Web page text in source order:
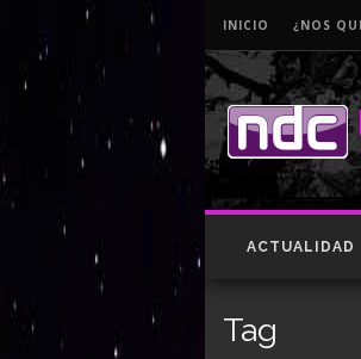
INICIO ¿NOS
ACTUALIDAD
Tag